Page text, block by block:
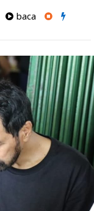
baca